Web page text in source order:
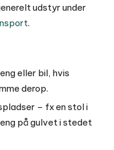
udstyr under
.
eller bil, hvis
derop.
– fx en stol i
på gulvet i stedet